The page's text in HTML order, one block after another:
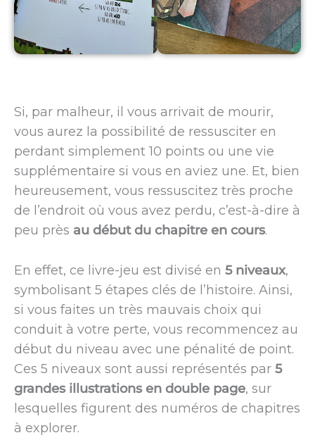
Si, par malheur, il vous arrivait de mourir,
vous aurez la possibilité de ressusciter en
perdant simplement 10 points ou une vie
supplémentaire si vous en aviez une. Et, bien
heureusement, vous ressuscitez très proche
de l’endroit où vous avez perdu, c’est-à-dire à
peu près au début du chapitre en cours.
En effet, ce livre-jeu est divisé en 5 niveaux,
symbolisant 5 étapes clés de l’histoire. Ainsi,
si vous faites un très mauvais choix qui
conduit à votre perte, vous recommencez au
début du niveau avec une pénalité de point.
Ces 5 niveaux sont aussi représentés par 5
grandes illustrations en double page, sur
lesquelles figurent des numéros de chapitres
à explorer.